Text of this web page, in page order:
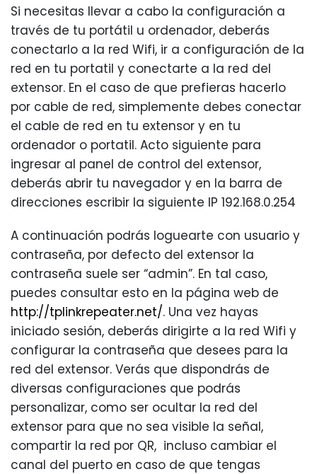
Si necesitas llevar a cabo la configuración a
través de tu portátil u ordenador, deberás
conectarlo a la red Wifi, ir a configuración de la
red en tu portatil y conectarte a la red del
extensor. En el caso de que prefieras hacerlo
por cable de red, simplemente debes conectar
el cable de red en tu extensor y en tu
ordenador o portatil. Acto siguiente para
ingresar al panel de control del extensor,
deberás abrir tu navegador y en la barra de
direcciones escribir la siguiente IP 192.168.0.254
A continuación podrás loguearte con usuario y
contraseña, por defecto del extensor la
contraseña suele ser “admin”. En tal caso,
puedes consultar esto en la página web de
http://tplinkrepeater.net/. Una vez hayas
iniciado sesión, deberás dirigirte a la red Wifi y
configurar la contraseña que desees para la
red del extensor. Verás que dispondrás de
diversas configuraciones que podrás
personalizar, como ser ocultar la red del
extensor para que no sea visible la señal,
compartir la red por QR, incluso cambiar el
canal del puerto en caso de que tengas